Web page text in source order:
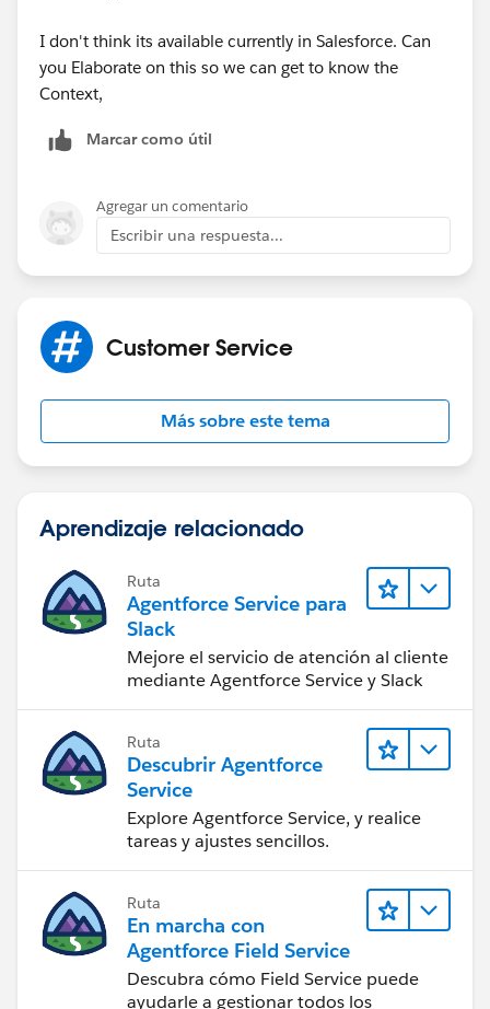
I don't think its available currently in Salesforce. Can
you Elaborate on this so we can get to know the
Context,
Marcar como útil
Agregar un comentario
Escribir una respuesta...
Customer Service
Más sobre este tema
Aprendizaje relacionado
Ruta
Agentforce Service para
Slack
Mejore el servicio de atención al cliente
mediante Agentforce Service y Slack
Ruta
Descubrir Agentforce
Service
Explore Agentforce Service, y realice
tareas y ajustes sencillos.
Ruta
En marcha con
Agentforce Field Service
Descubra cómo Field Service puede
ayudarle a gestionar todos los